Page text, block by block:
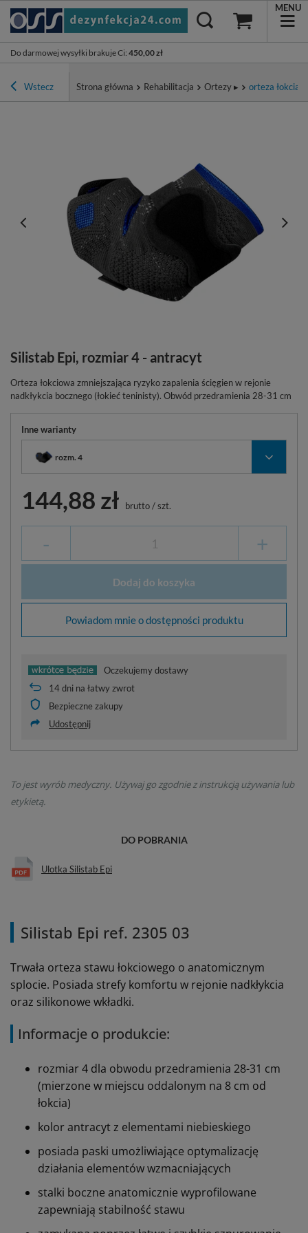
Do darmowej wysyłki brakuje Ci: 450,00 zł
MENU
Wstecz Strona główna Rehabilitacja Ortezy ▸ orteza łokcia
Silistab Epi, rozmiar 4 - antracyt
Orteza łokciowa zmniejszająca ryzyko zapalenia ścięgien w rejonie
nadkłykcia bocznego (łokieć teninisty). Obwód przedramienia 28-31 cm
Inne warianty
rozm. 4
144,88 zł brutto/szt.
- +
Dodaj do koszyka
Powiadom mnie o dostępności produktu
Oczekujemy dostawy
14dni na łatwy zwrot
Bezpieczne zakupy
Udostępnij
To jest wyrób medyczny. Używaj go zgodnie z instrukcją używania lub
etykietą.
DO POBRANIA
Ulotka Silistab Epi
Silistab Epi ref. 2305 03
Trwała orteza stawu łokciowego o anatomicznym
splocie. Posiada strefy komfortu w rejonie nadkłykcia
oraz silikonowe wkładki.
Informacje o produkcie:
rozmiar 4 dla obwodu przedramienia 28-31 cm
(mierzone w miejscu oddalonym na 8 cm od
łokcia)
kolor antracyt z elementami niebieskiego
posiada paski umożliwiające optymalizację
działania elementów wzmacniających
stalki boczne anatomicznie wyprofilowane
zapewniają stabilność stawu